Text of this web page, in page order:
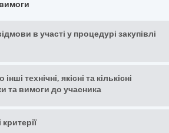
в участі у процедурі закупівлі
технічні, якісні та кількісні
та вимоги до учасника
критерії